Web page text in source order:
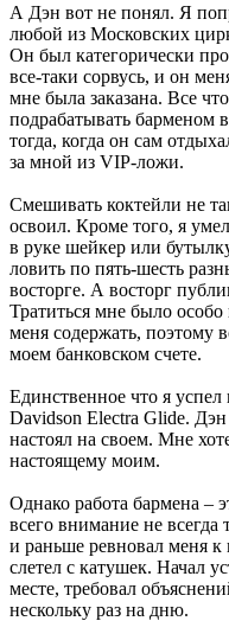
А Дэн вот не понял. Я
любой из Московских
Он был категорически
все-таки сорвусь, и он
мне была заказана. Все
подрабатывать барменом
тогда, когда он сам
за мной из VIP-ложи.
Смешивать коктейли не
освоил. Кроме того, я
в руке шейкер или
ловить по пять-шесть
восторге. А восторг
Тратиться мне было
меня содержать, поэтому
моем банковском счете.
Единственное что я успел
Davidson Electra Glide. Дэн
настоял на своем. Мне
настоящему моим.
Однако работа бармена –
всего внимание не всегда
и раньше ревновал меня к
слетел с катушек. Начал
месте, требовал
нескольку раз на дню.